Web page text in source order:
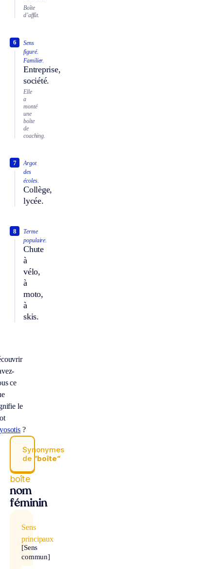
Boîte
d’affût.
Sens
figuré.
Familier.
Entreprise,
société.
6
Elle
a
monté
une
boîte
de
coaching.
Argot
des
écoles.
Collège,
lycée.
7
Terme
populaire.
Chute
à
vélo,
à
moto,
à
skis.
8
ce
le
?
Synonymes
de “boîte“
boîte
nom
féminin
Sens
principaux
[Sens
commun]